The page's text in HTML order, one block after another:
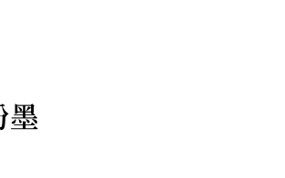
墨